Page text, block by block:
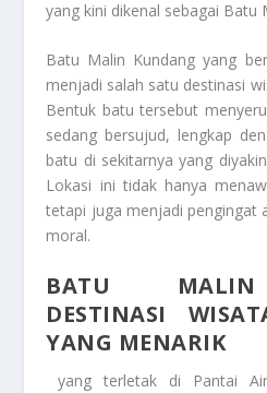
yang kini dikenal sebagai Batu
Batu Malin Kundang yang
menjadi salah satu destinasi
Bentuk batu tersebut
sedang bersujud, lengkap
batu di sekitarnya yang
Lokasi ini tidak hanya
tetapi juga menjadi pengingat
moral.
BATU MALIN
DESTINASI
YANG MENARIK
yang terletak di Pantai